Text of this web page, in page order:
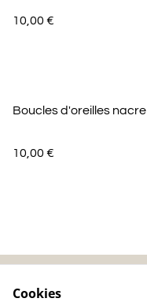
10,00 €
Boucles d'oreilles nacre
10,00 €
Cookies